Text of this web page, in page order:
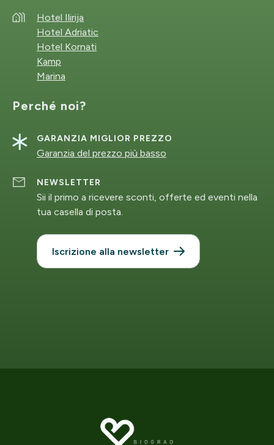
Hotel Ilirija
Hotel Adriatic
Hotel Kornati
Kamp
Marina
Perché noi?
GARANZIA MIGLIOR PREZZO
Garanzia del prezzo più basso
NEWSLETTER
Sii il primo a ricevere sconti, offerte ed eventi nella
tua casella di posta.
Iscrizione alla newsletter